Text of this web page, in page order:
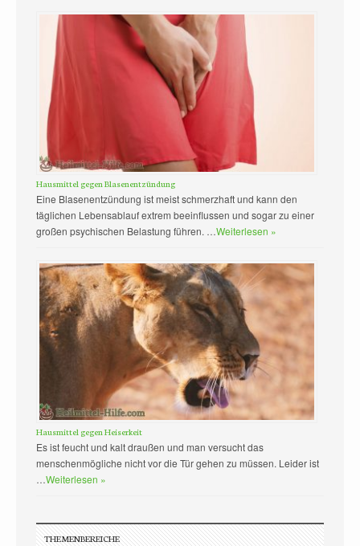
Hausmittel gegen Blasenentzündung
Eine Blasenentzündung ist meist schmerzhaft und kann den
täglichen Lebensablauf extrem beeinflussen und sogar zu einer
großen psychischen Belastung führen. …Weiterlesen »
Hausmittel gegen Heiserkeit
Es ist feucht und kalt draußen und man versucht das
menschenmögliche nicht vor die Tür gehen zu müssen. Leider ist
…Weiterlesen »
THEMENBEREICHE